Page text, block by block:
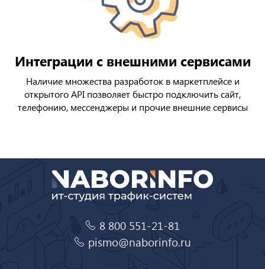
Интеграции с внешними сервисами
Наличие множества разработок в маркетплейсе и
открытого API позволяет быстро подключить сайт,
телефонию, мессенджеры и прочие внешние сервисы
8 800 551-21-81
pismo@naborinfo.ru